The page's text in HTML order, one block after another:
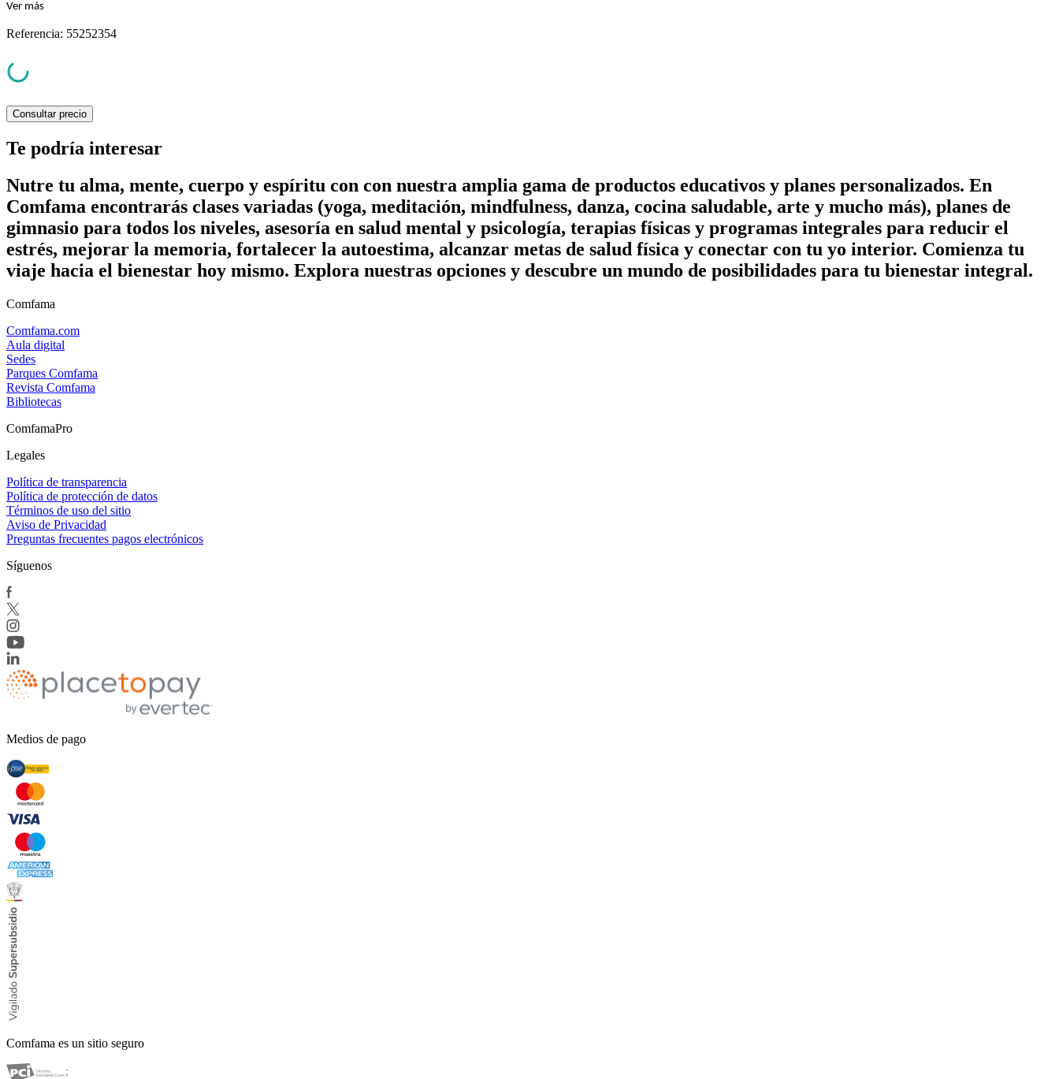
Ver más
Referencia: 55252354
Consultar precio
Te podría interesar
Nutre tu alma, mente, cuerpo y espíritu con con nuestra amplia gama de productos educativos y planes personalizados. En
Comfama encontrarás clases variadas (yoga, meditación, mindfulness, danza, cocina saludable, arte y mucho más), planes de
gimnasio para todos los niveles, asesoría en salud mental y psicología, terapias físicas y programas integrales para reducir el
estrés, mejorar la memoria, fortalecer la autoestima, alcanzar metas de salud física y conectar con tu yo interior. Comienza tu
viaje hacia el bienestar hoy mismo. Explora nuestras opciones y descubre un mundo de posibilidades para tu bienestar integral.
Comfama
Comfama.com
Aula digital
Sedes
Parques Comfama
Revista Comfama
Bibliotecas
ComfamaPro
Legales
Política de transparencia
Política de protección de datos
Términos de uso del sitio
Aviso de Privacidad
Preguntas frecuentes pagos electrónicos
Síguenos
Medios de pago
Comfama es un sitio seguro